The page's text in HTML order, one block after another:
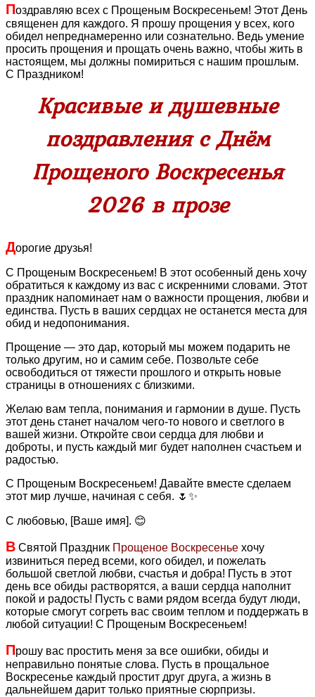
Поздравляю всех с Прощеным Воскресеньем! Этот День
священен для каждого. Я прошу прощения у всех, кого
обидел непреднамеренно или сознательно. Ведь умение
просить прощения и прощать очень важно, чтобы жить в
настоящем, мы должны помириться с нашим прошлым.
С Праздником!
Красивые и душевные
поздравления с Днём
Прощеного Воскресенья
2026 в прозе
Дорогие друзья!
С Прощеным Воскресеньем! В этот особенный день хочу
обратиться к каждому из вас с искренними словами. Этот
праздник напоминает нам о важности прощения, любви и
единства. Пусть в ваших сердцах не останется места для
обид и недопонимания.
Прощение — это дар, который мы можем подарить не
только другим, но и самим себе. Позвольте себе
освободиться от тяжести прошлого и открыть новые
страницы в отношениях с близкими.
Желаю вам тепла, понимания и гармонии в душе. Пусть
этот день станет началом чего-то нового и светлого в
вашей жизни. Откройте свои сердца для любви и
доброты, и пусть каждый миг будет наполнен счастьем и
радостью.
С Прощеным Воскресеньем! Давайте вместе сделаем
этот мир лучше, начиная с себя. 🌷✨
С любовью, [Ваше имя]. 😊
В Святой Праздник Прощеное Воскресенье хочу
извиниться перед всеми, кого обидел, и пожелать
большой светлой любви, счастья и добра! Пусть в этот
день все обиды растворятся, а ваши сердца наполнит
покой и радость! Пусть с вами рядом всегда будут люди,
которые смогут согреть вас своим теплом и поддержать в
любой ситуации! С Прощеным Воскресеньем!
Прошу вас простить меня за все ошибки, обиды и
неправильно понятые слова. Пусть в прощальное
Воскресенье каждый простит друг друга, а жизнь в
дальнейшем дарит только приятные сюрпризы.